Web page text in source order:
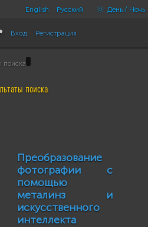
English Русский День / Ночь
Вход Регистрация
поиска
поиска
Преобразование
фотографии с
помощью
металинз и
искусственного
интеллекта